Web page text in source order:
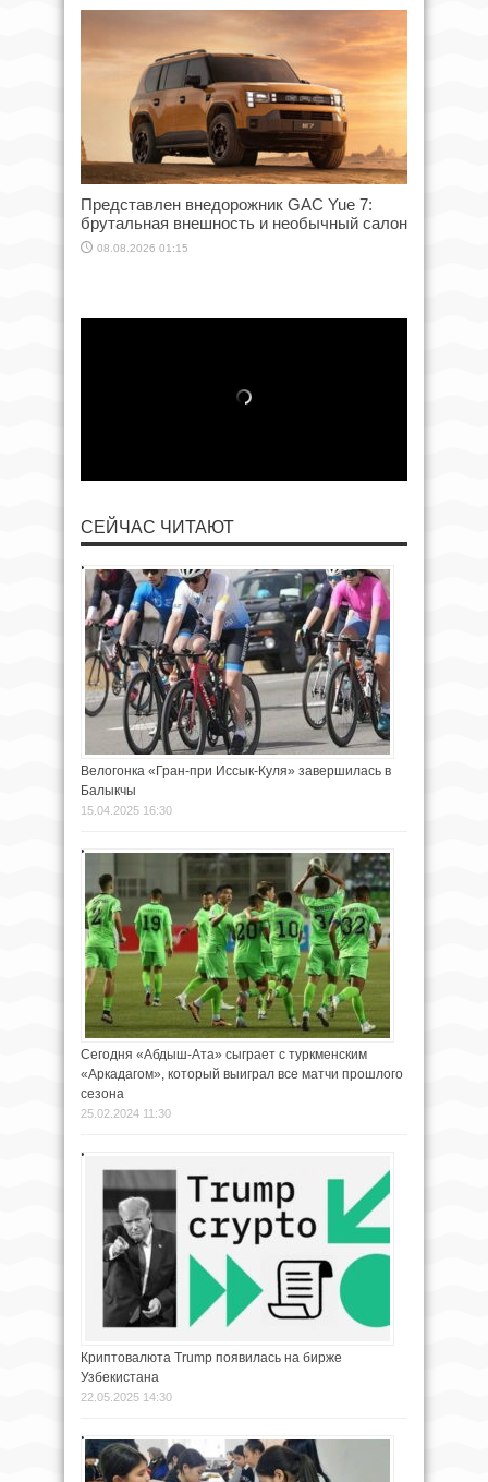
Представлен внедорожник GAC Yue 7:
брутальная внешность и необычный салон
08.08.2026 01:15
СЕЙЧАС ЧИТАЮТ
Велогонка «Гран-при Иссык-Куля» завершилась в
Балыкчы
15.04.2025 16:30
Сегодня «Абдыш-Ата» сыграет с туркменским
«Аркадагом», который выиграл все матчи прошлого
сезона
25.02.2024 11:30
Криптовалюта Trump появилась на бирже
Узбекистана
22.05.2025 14:30